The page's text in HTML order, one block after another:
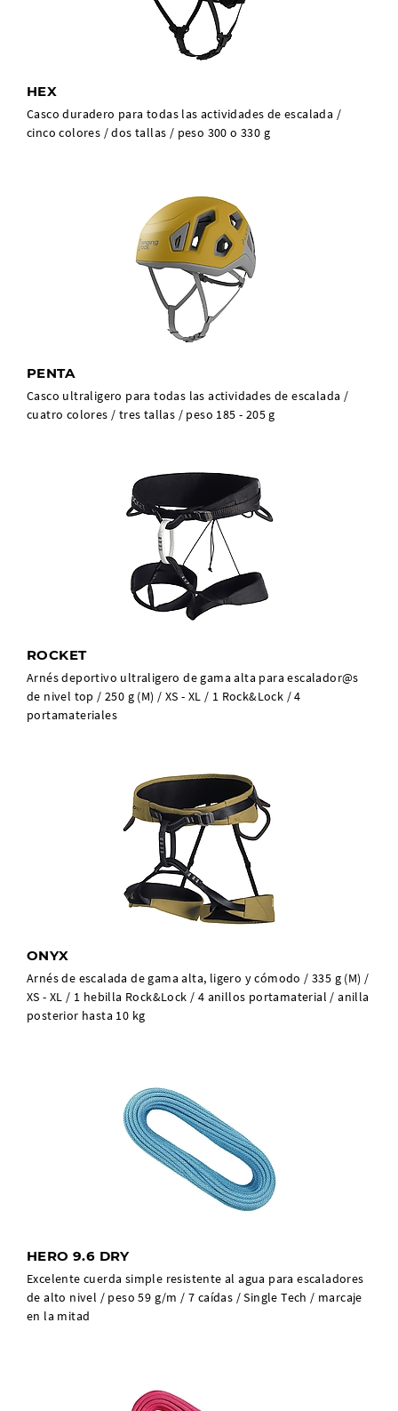
HEX
Casco duradero para todas las actividades de escalada /
cinco colores / dos tallas / peso 300 o 330 g
PENTA
Casco ultraligero para todas las actividades de escalada /
cuatro colores / tres tallas / peso 185 - 205 g
ROCKET
Arnés deportivo ultraligero de gama alta para escalador@s
de nivel top / 250 g (M) / XS - XL / 1 Rock&Lock / 4
portamateriales
ONYX
Arnés de escalada de gama alta, ligero y cómodo / 335 g (M) /
XS - XL / 1 hebilla Rock&Lock / 4 anillos portamaterial / anilla
posterior hasta 10 kg
HERO 9.6 DRY
Excelente cuerda simple resistente al agua para escaladores
de alto nivel / peso 59 g/m / 7 caídas / Single Tech / marcaje
en la mitad